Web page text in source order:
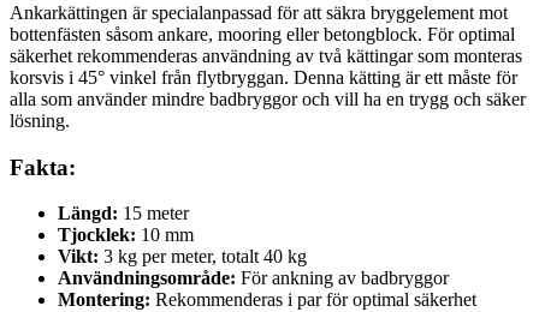
Ankarkättingen är specialanpassad för att säkra bryggelement mot
bottenfästen såsom ankare, mooring eller betongblock. För optimal
säkerhet rekommenderas användning av två kättingar som monteras
korsvis i 45° vinkel från flytbryggan. Denna kätting är ett måste för
alla som använder mindre badbryggor och vill ha en trygg och säker
lösning.
Fakta:
Längd: 15 meter
Tjocklek: 10 mm
Vikt: 3 kg per meter, totalt 40 kg
Användningsområde: För ankning av badbryggor
Montering: Rekommenderas i par för optimal säkerhet